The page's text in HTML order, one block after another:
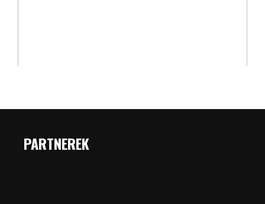
PARTNEREK